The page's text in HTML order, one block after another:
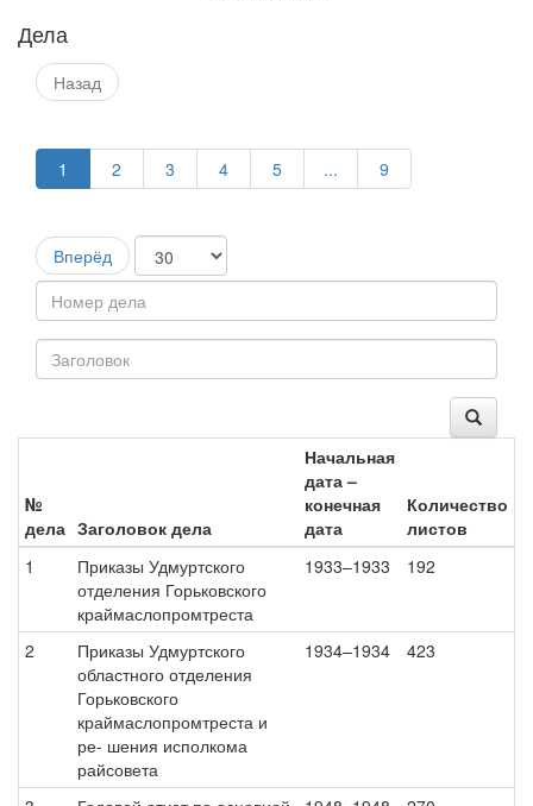
Дела
Назад
1 2 3 4 5 ... 9
Вперёд
№
дела Заголовок дела
Начальная
дата –
конечная
дата
Количество
листов
1
Приказы Удмуртского
отделения Горьковского
краймаслопромтреста
1933–1933 192
2
Приказы Удмуртского
областного отделения
Горьковского
краймаслопромтреста и
ре- шения исполкома
райсовета
1934–1934 423